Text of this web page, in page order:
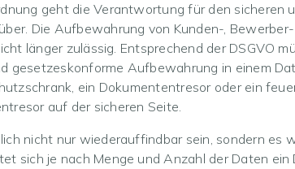
geht die Verantwortung für den sicheren
Die Aufbewahrung von Kunden-,
länger zulässig. Entsprechend der DSGVO
gesetzeskonforme Aufbewahrung in einem
ein Dokumententresor oder ein
auf der sicheren Seite.
nicht nur wiederauffindbar sein, sondern es
sich je nach Menge und Anzahl der Daten